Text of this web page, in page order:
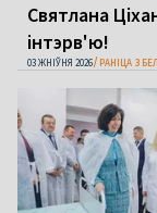
Святлана
інтэрв'ю!
03 ЖНІЎНЯ 2026 РАНІЦА З